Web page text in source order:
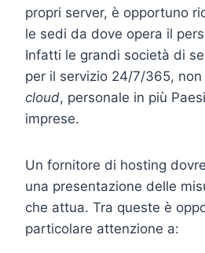
propri server, è opportuno
le sedi da dove opera il
Infatti le grandi società di
per il servizio 24/7/365, non
cloud, personale in più
imprese.
Un fornitore di hosting
una presentazione delle
che attua. Tra queste è
particolare attenzione a: